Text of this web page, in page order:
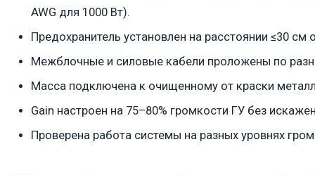
AWG для 1000 Вт).
Предохранитель установлен на расстоянии ≤30 см
Межблочные и силовые кабели проложены по
Масса подключена к очищенному от краски
Gain настроен на 75–80% громкости ГУ без
Проверена работа системы на разных уровнях